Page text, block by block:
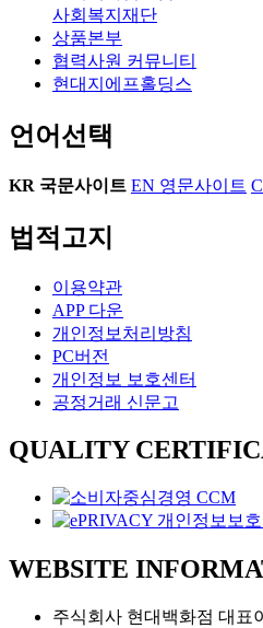
사회복지재단
상품본부
협력사원 커뮤니티
현대지에프홀딩스
언어선택
KR 국문사이트 EN 영문사이트
법적고지
이용약관
APP 다운
개인정보처리방침
PC버전
개인정보 보호센터
공정거래 신문고
QUALITY
WEBSITE
주식회사 현대백화점 대표